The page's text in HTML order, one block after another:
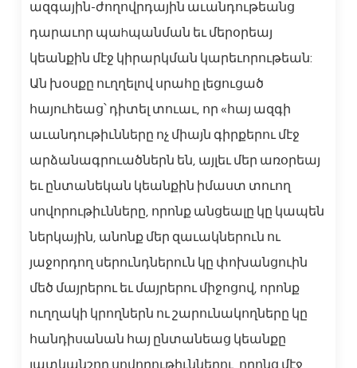
ազգային-ժողովրդային աւանդութեանց
դարաւոր պաhպանման եւ մերօրեայ
կեանքին մէջ կիրարկման կարեւորութեան:
Ան խօսքը ուղղելով սրահը լեցուցած
հայուհեաց՝ դիտել տուաւ, որ «հայ ազգի
աւանդութիւնները ոչ միայն գիրքերու մէջ
արձանագրուածներն են, այլեւ մեր առօրեայ
եւ ընտանեկան կեանքին իմաստ տուող
սովորութիւնները, որոնք անցեալը կը կապեն
ներկային, անոնք մեր զաւակներուն ու
յաջորդող սերունդներուն կը փոխանցուին
մեծ մայրերու եւ մայրերու միջոցով, որոնք
ուղղակի կրողներն ու շարունակողները կը
հանդիսանան հայ ընտանեաց կեանքը
յատկանշող սովորութիւններու, որոնց մէջ